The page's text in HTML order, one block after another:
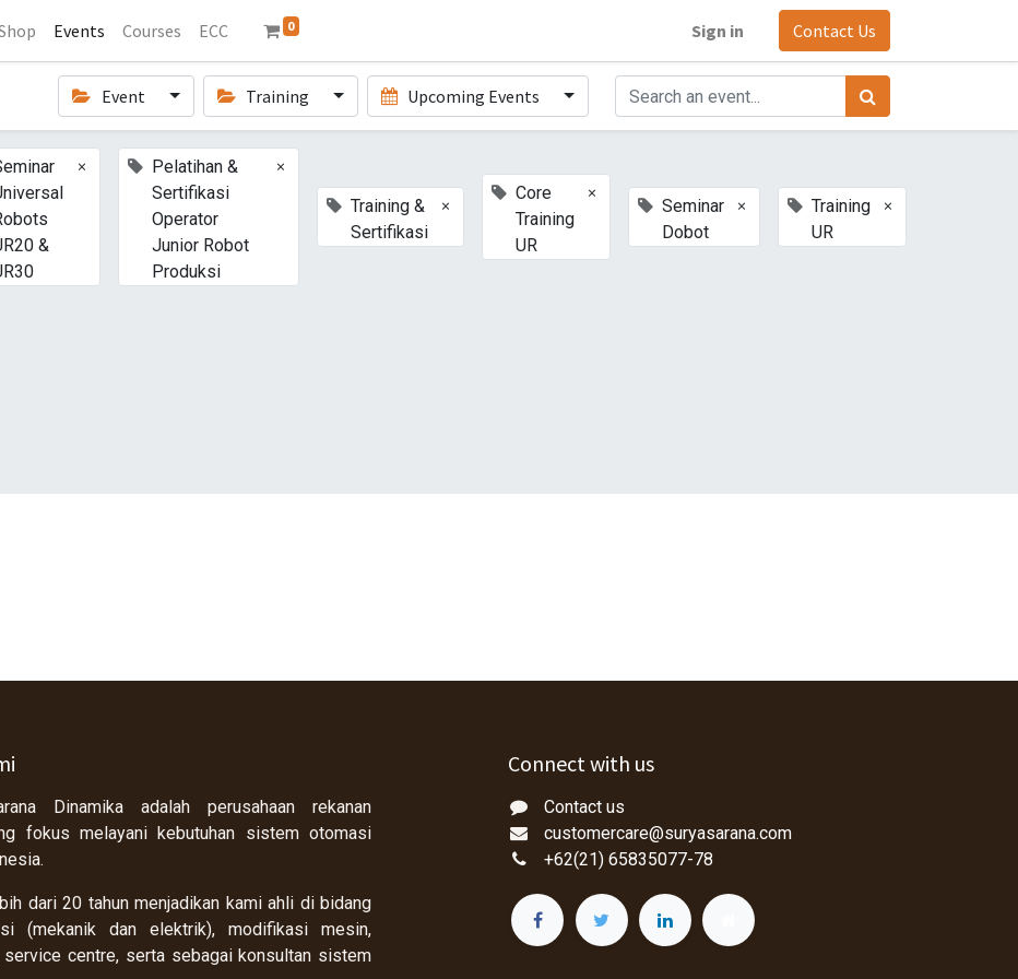
Events Courses ECC 0 Sign in Contact Us
Event Training Upcoming Events
&
×
Pelatihan &
Sertifikasi
Operator
Junior Robot
Produksi
×
Training &
Sertifikasi
×
Core
Training
UR
×
Seminar
Dobot
×
Training
UR
×
Dinamika adalah perusahaan rekanan
fokus melayani kebutuhan sistem otomasi
dari 20 tahun menjadikan kami ahli di bidang
(mekanik dan elektrik), modifikasi mesin,
service centre, serta sebagai konsultan sistem
Connect with us
Contact us
customercare@suryasarana.com
+62(21) 65835077-78